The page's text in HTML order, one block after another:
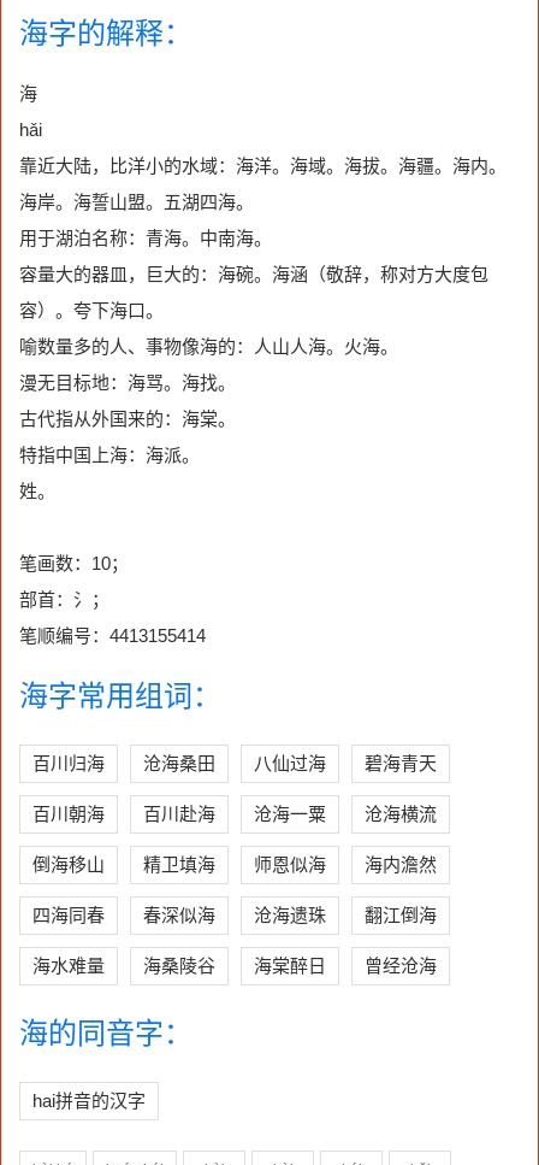
海字的解释：
海
hǎi
靠近大陆，比洋小的水域：海洋。海域。海拔。海疆。海内。
海岸。海誓山盟。五湖四海。
用于湖泊名称：青海。中南海。
容量大的器皿，巨大的：海碗。海涵（敬辞，称对方大度包
容）。夸下海口。
喻数量多的人、事物像海的：人山人海。火海。
漫无目标地：海骂。海找。
古代指从外国来的：海棠。
特指中国上海：海派。
姓。
笔画数：10；
部首：氵；
笔顺编号：4413155414
海字常用组词：
百川归海 沧海桑田 八仙过海 碧海青天
百川朝海 百川赴海 沧海一粟 沧海横流
倒海移山 精卫填海 师恩似海 海内澹然
四海同春 春深似海 沧海遗珠 翻江倒海
海水难量 海桑陵谷 海棠醉日 曾经沧海
海的同音字：
hai拼音的汉字